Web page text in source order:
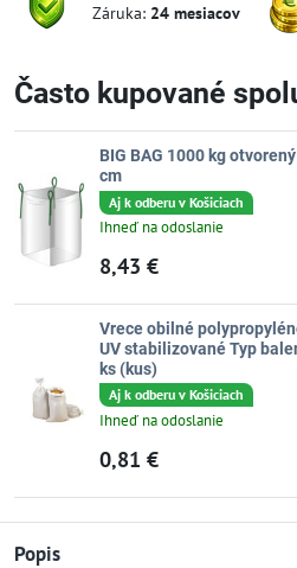
Záruka: 24 mesiacov
Popis
Často kupované
BIG BAG 1000 kg
cm
Aj k odberu v Košiciach
Ihneď na odoslanie
8,43 €
Vrece obilné
UV stabilizované Typ
ks (kus)
Aj k odberu v Košiciach
Ihneď na odoslanie
0,81 €